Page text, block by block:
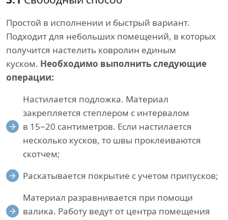
Простой в исполнении и быстрый вариант.
Подходит для небольших помещений, в которых
получится настелить ковролин единым
куском. Необходимо выполнить следующие
операции:
Настилается подложка. Материал
закрепляется степлером с интервалом
в 15−20 сантиметров. Если настилается
несколько кусков, то швы проклеиваются
скотчем;
Раскатывается покрытие с учетом припусков;
Материал разравнивается при помощи
валика. Работу ведут от центра помещения